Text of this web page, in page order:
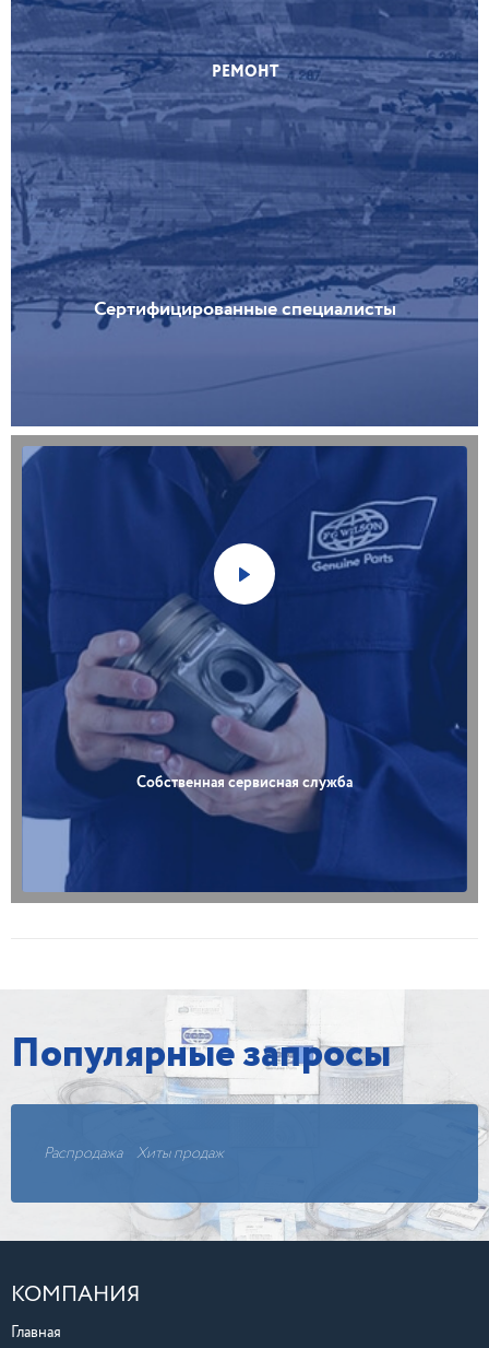
РЕМОНТ
Сертифицированные специалисты
Собственная сервисная служба
Популярные запросы
Распродажа Хиты продаж
КОМПАНИЯ
Главная